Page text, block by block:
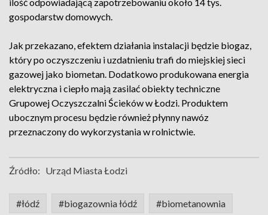
gospodarstw domowych.
Jak przekazano, efektem działania instalacji będzie biogaz,
który po oczyszczeniu i uzdatnieniu trafi do miejskiej sieci
gazowej jako biometan. Dodatkowo produkowana energia
elektryczna i ciepło mają zasilać obiekty techniczne
Grupowej Oczyszczalni Ścieków w Łodzi. Produktem
ubocznym procesu będzie również płynny nawóz
przeznaczony do wykorzystania w rolnictwie.
Źródło: Urząd Miasta Łodzi
#łódź #biogazownia łódź #biometanownia